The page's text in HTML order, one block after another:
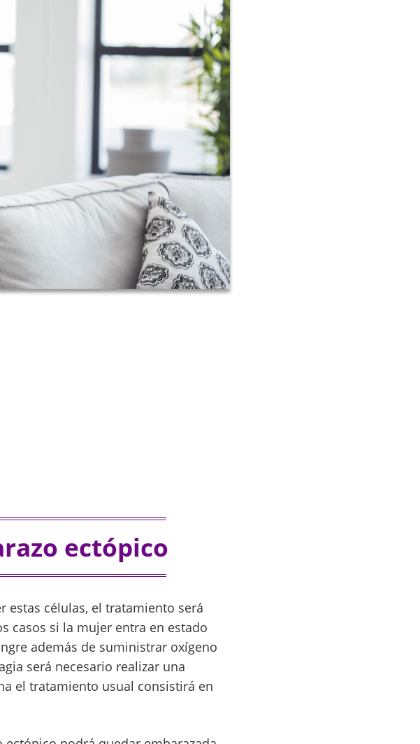
ectópico
estas células, el tratamiento será
casos si la mujer entra en estado
además de suministrar oxígeno
será necesario realizar una
el tratamiento usual consistirá en